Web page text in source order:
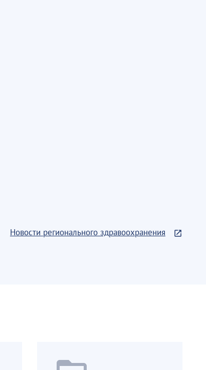
Новости регионального здравоохранения